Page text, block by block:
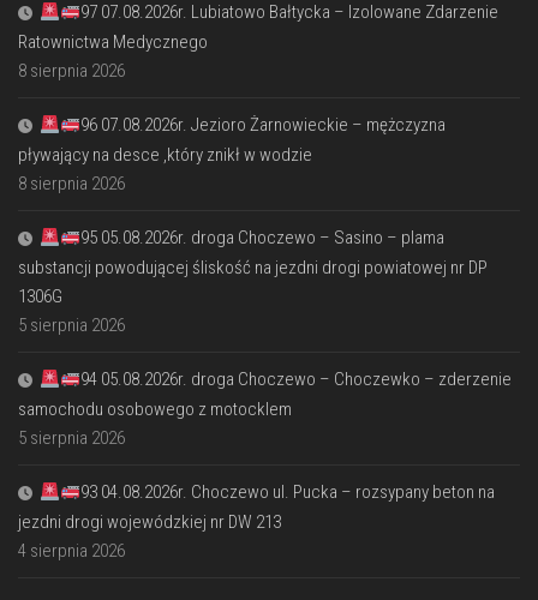
97 07.08.2026r. Lubiatowo Bałtycka – Izolowane Zdarzenie
Ratownictwa Medycznego
8 sierpnia 2026
96 07.08.2026r. Jezioro Żarnowieckie – mężczyzna
pływający na desce ,który znikł w wodzie
8 sierpnia 2026
95 05.08.2026r. droga Choczewo – Sasino – plama
substancji powodującej śliskość na jezdni drogi powiatowej nr DP
1306G
5 sierpnia 2026
94 05.08.2026r. droga Choczewo – Choczewko – zderzenie
samochodu osobowego z motocklem
5 sierpnia 2026
93 04.08.2026r. Choczewo ul. Pucka – rozsypany beton na
jezdni drogi wojewódzkiej nr DW 213
4 sierpnia 2026